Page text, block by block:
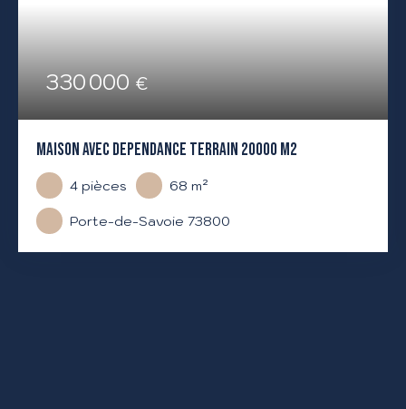
330 000€
MAISON AVEC DEPENDANCE TERRAIN 20000 M2
4pièces 68m²
Porte-de-Savoie 73800